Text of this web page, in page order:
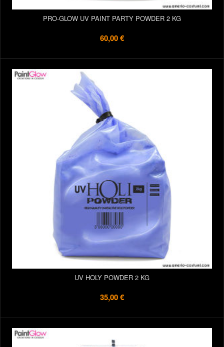
PRO-GLOW UV PAINT PARTY POWDER 2 KG
60,00 €
UV HOLY POWDER 2 KG
35,00 €